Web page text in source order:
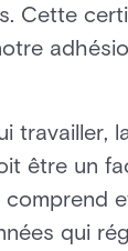
Cette
travailler,
être un
qui